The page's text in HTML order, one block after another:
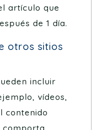
artículo que
de 1 día.
otros sitios
incluir
vídeos,
contenido
comporta